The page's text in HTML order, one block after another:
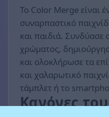
Το Color Merge είναι
συναρπαστικό
και παιδιά. Συνδύασε
χρώματος,
και ολοκλήρωσε τα
και χαλαρωτικό
τάμπλετ ή το
Κανόνες